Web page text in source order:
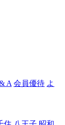
A 会員優待 よ